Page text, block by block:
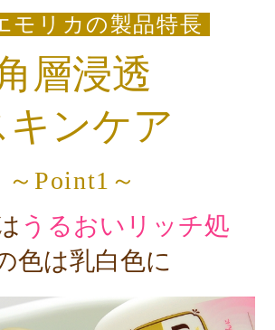
モリカの製品特長
層浸透
キンケア
～Point1～
うるおいリッチ処
色は乳白色に